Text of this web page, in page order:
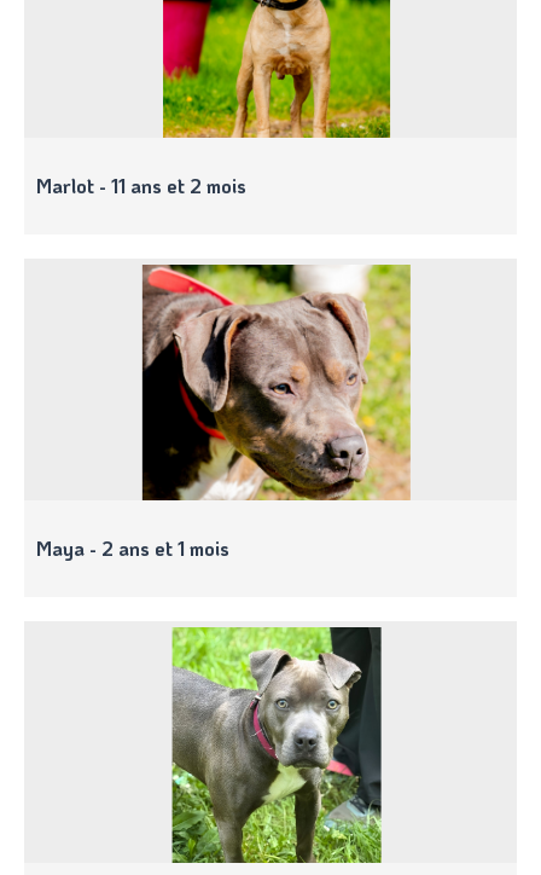
Marlot - 11 ans et 2 mois
Maya - 2 ans et 1 mois